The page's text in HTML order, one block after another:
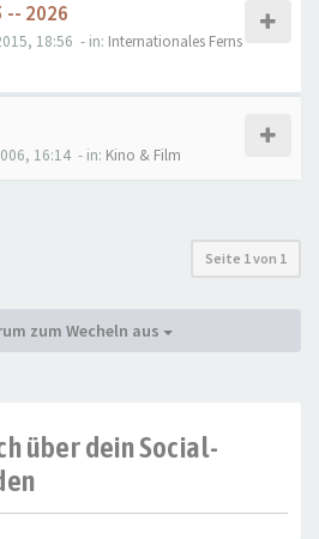
-- 2026
18:56 - in: Internationales Ferns
16:14 - in: Kino & Film
Seite 1von 1
zum Wecheln aus
über dein Social-